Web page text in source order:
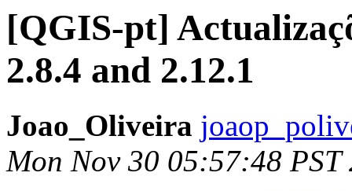
[QGIS-pt]
2.8.4 and 2.12.1
Joao_Oliveira
Mon Nov 30 05:57:48 PST